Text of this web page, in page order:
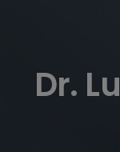
Dr.